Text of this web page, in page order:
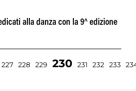
alla danza con la 9^ edizione
227 228 229 230 231 232 233